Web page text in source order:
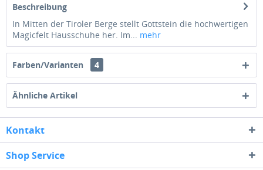
Beschreibung
In Mitten der Tiroler Berge stellt Gottstein die hochwertigen
Magicfelt Hausschuhe her. Im... mehr
Farben/Varianten 4
Ähnliche Artikel
Kontakt
Shop Service